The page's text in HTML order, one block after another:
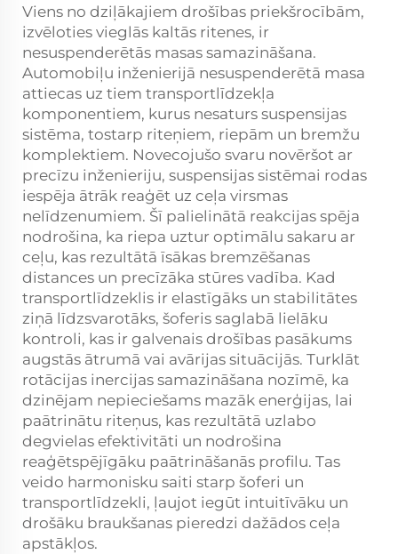
Viens no dziļākajiem drošības priekšrocībām,
izvēloties vieglās kaltās ritenes, ir
nesuspenderētās masas samazināšana.
Automobiļu inženierijā nesuspenderētā masa
attiecas uz tiem transportlīdzekļa
komponentiem, kurus nesaturs suspensijas
sistēma, tostarp riteņiem, riepām un bremžu
komplektiem. Novecojušo svaru novēršot ar
precīzu inženieriju, suspensijas sistēmai rodas
iespēja ātrāk reaģēt uz ceļa virsmas
nelīdzenumiem. Šī palielinātā reakcijas spēja
nodrošina, ka riepa uztur optimālu sakaru ar
ceļu, kas rezultātā īsākas bremzēšanas
distances un precīzāka stūres vadība. Kad
transportlīdzeklis ir elastīgāks un stabilitātes
ziņā līdzsvarotāks, šoferis saglabā lielāku
kontroli, kas ir galvenais drošības pasākums
augstās ātrumā vai avārijas situācijās. Turklāt
rotācijas inercijas samazināšana nozīmē, ka
dzinējam nepieciešams mazāk enerģijas, lai
paātrinātu riteņus, kas rezultātā uzlabo
degvielas efektivitāti un nodrošina
reaģētspējīgāku paātrināšanās profilu. Tas
veido harmonisku saiti starp šoferi un
transportlīdzekli, ļaujot iegūt intuitīvāku un
drošāku braukšanas pieredzi dažādos ceļa
apstākļos.